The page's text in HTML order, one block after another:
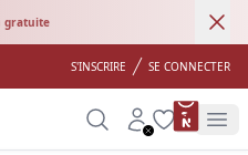
gratuite
S'INSCRIRE SE CONNECTER
SearchAccount
Wishlist